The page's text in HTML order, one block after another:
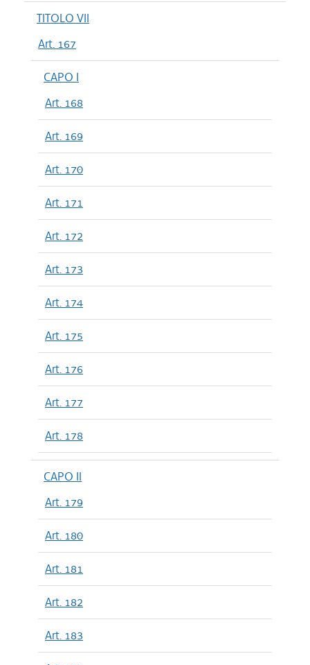
TITOLO VII
Art. 167
CAPO I
Art. 168
Art. 169
Art. 170
Art. 171
Art. 172
Art. 173
Art. 174
Art. 175
Art. 176
Art. 177
Art. 178
CAPO II
Art. 179
Art. 180
Art. 181
Art. 182
Art. 183